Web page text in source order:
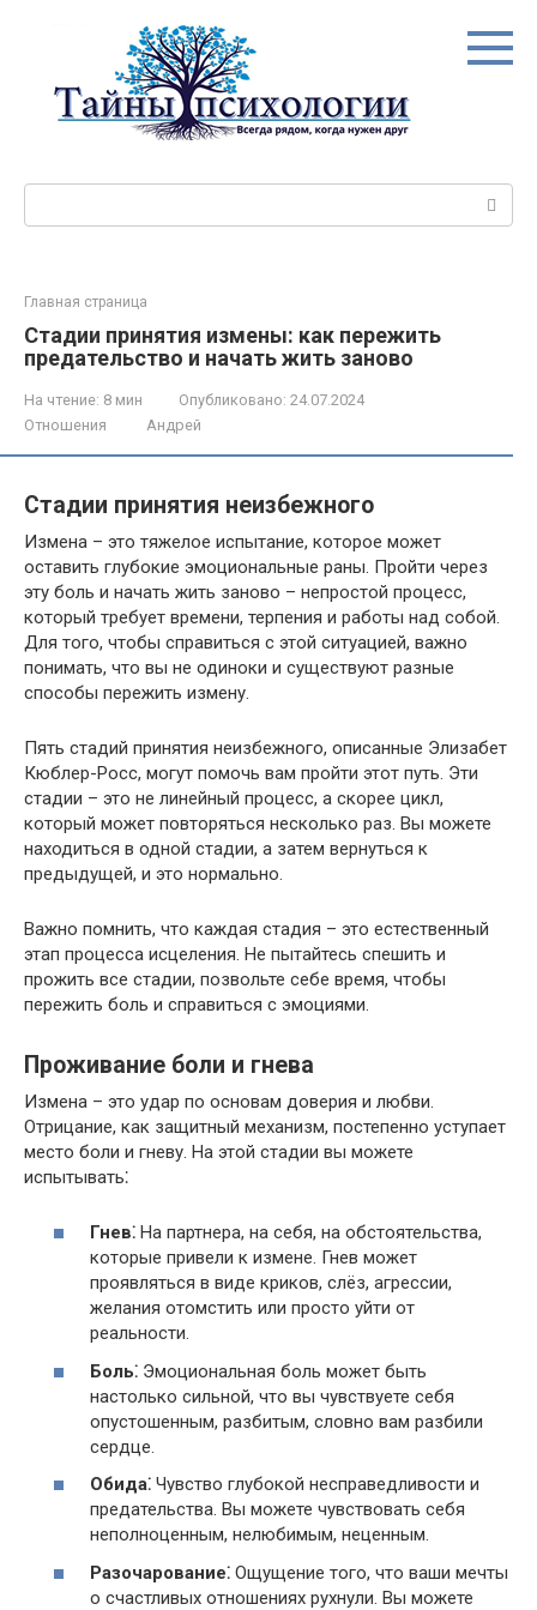
Главная страница
Стадии принятия измены: как пережить
предательство и начать жить заново
На чтение: 8 мин Опубликовано: 24.07.2024
Отношения
Андрей
Стадии принятия неизбежного
Измена – это тяжелое испытание, которое может
оставить глубокие эмоциональные раны. Пройти через
эту боль и начать жить заново – непростой процесс,
который требует времени, терпения и работы над собой.​
Для того, чтобы справиться с этой ситуацией, важно
понимать, что вы не одиноки и существуют разные
способы пережить измену.
Пять стадий принятия неизбежного, описанные Элизабет
Кюблер-Росс, могут помочь вам пройти этот путь.​ Эти
стадии – это не линейный процесс, а скорее цикл,
который может повторяться несколько раз.​ Вы можете
находиться в одной стадии, а затем вернуться к
предыдущей, и это нормально.​
Важно помнить, что каждая стадия – это естественный
этап процесса исцеления.​ Не пытайтесь спешить и
прожить все стадии, позвольте себе время, чтобы
пережить боль и справиться с эмоциями.​
Проживание боли и гнева
Измена – это удар по основам доверия и любви.
Отрицание, как защитный механизм, постепенно уступает
место боли и гневу.​ На этой стадии вы можете
испытывать⁚
Гнев⁚ На партнера, на себя, на обстоятельства,
которые привели к измене.​ Гнев может
проявляться в виде криков, слёз, агрессии,
желания отомстить или просто уйти от
реальности.​
Боль⁚ Эмоциональная боль может быть
настолько сильной, что вы чувствуете себя
опустошенным, разбитым, словно вам разбили
сердце.​
Обида⁚ Чувство глубокой несправедливости и
предательства.​ Вы можете чувствовать себя
неполноценным, нелюбимым, неценным.​
Разочарование⁚ Ощущение того, что ваши мечты
о счастливых отношениях рухнули.​ Вы можете